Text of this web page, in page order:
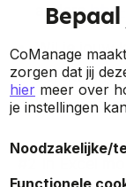
andere
Wil je jouw
berekening
kopie van
#2 In Excel
CoManage
zorgen dat jij
hier meer over
je instellingen
Noodzakelijke/
Deze cookies
Functionele